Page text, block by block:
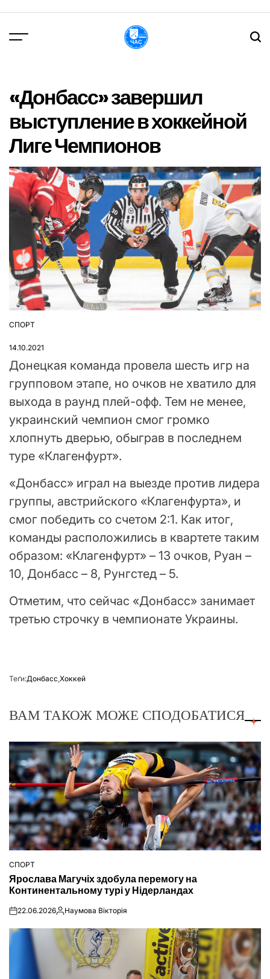
вмісту
«Донбасс» завершил
выступление в хоккейной
Лиге Чемпионов
ОПУБЛІКУВАТИ
СПОРТ
14.10.2021
Донецкая команда провела шесть игр на
групповом этапе, но очков не хватило для
выхода в раунд плей-офф. Тем не менее,
украинский чемпион смог громко
хлопнуть дверью, обыграв в последнем
туре «Клагенфурт».
«Донбасс» играл на выезде против лидера
группы, австрийского «Клагенфурта», и
смог победить со счетом 2:1. Как итог,
команды расположились в квартете таким
образом: «Клагенфурт» – 13 очков, Руан –
10, Донбасс – 8, Рунгстед – 5.
Отметим, что сейчас «Донбасс» занимает
третью строчку в чемпионате Украины.
Теґи:Донбасс,Хоккей
ВАМ ТАКОЖ МОЖЕ СПОДОБАТИСЯ
ОПУБЛІКУВАТИ
У
СПОРТ
Ярослава Магучіх здобула перемогу на
Континентальному турі у Нідерландах
on22.06.2026Опубліковано
Наумова Вікторія